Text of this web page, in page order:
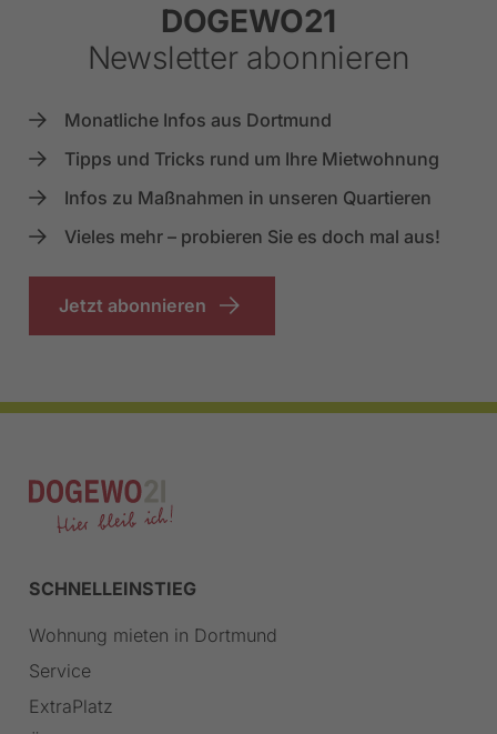
DOGEWO21
Newsletter abonnieren
Monatliche Infos aus Dortmund
Tipps und Tricks rund um Ihre Mietwohnung
Infos zu Maßnahmen in unseren Quartieren
Vieles mehr – probieren Sie es doch mal aus!
Jetzt abonnieren
SCHNELLEINSTIEG
Wohnung mieten in Dortmund
Service
ExtraPlatz